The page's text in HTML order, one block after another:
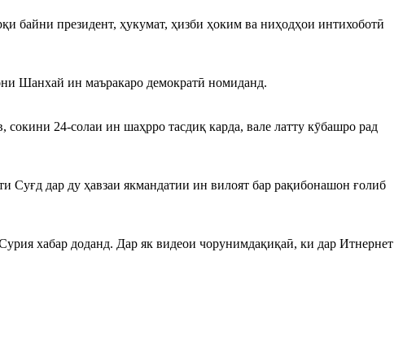
байни президент, ҳукумат, ҳизби ҳоким ва ниҳодҳои интихоботӣ
Шанхай ин маъракаро демократӣ номиданд.
24-солаи ин шаҳрро тасдиқ карда, вале латту кӯбашро рад
дар ду ҳавзаи якмандатии ин вилоят бар рақибонашон ғолиб
хабар доданд. Дар як видеои чорунимдақиқаӣ, ки дар Итнернет